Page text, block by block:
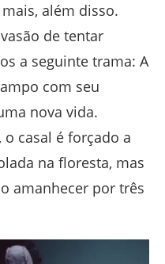
além disso.
de tentar
a seguinte trama: A
com seu
nova vida.
casal é forçado a
na floresta, mas
amanhecer por três